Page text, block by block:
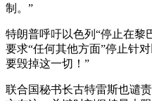
制。”
特朗普呼吁以色列“停止在黎
要求“任何其他方面”停止针
要毁掉这一切！”
联合国秘书长古特雷斯也谴